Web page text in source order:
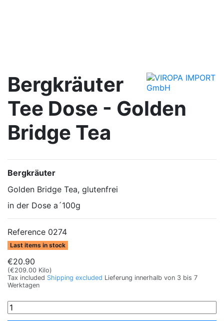
Bergkräuter
Tee Dose - Golden
Bridge Tea
Bergkräuter
Golden Bridge Tea, glutenfrei
in der Dose a´100g
Reference 0274
Last items in stock
€20.90
(€209.00 Kilo)
Tax included Shipping excluded Lieferung innerhalb von 3 bis 7
Werktagen